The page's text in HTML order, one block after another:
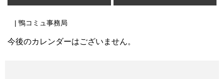
| 鴨コミュ事務局
今後のカレンダーはございません。